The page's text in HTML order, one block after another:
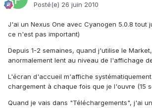
Posté(e) 26 juin 2010
J'ai un Nexus One avec Cyanogen 5.0.8 tout
ce n'est pas important)
Depuis 1-2 semaines, quand j'utilise le
anormalement lent au niveau de l'affichage
L'écran d'accueil m'affiche
chargement à chaque fois que je l'ouvre (15
Quand je vais dans "Téléchargements", j'ai